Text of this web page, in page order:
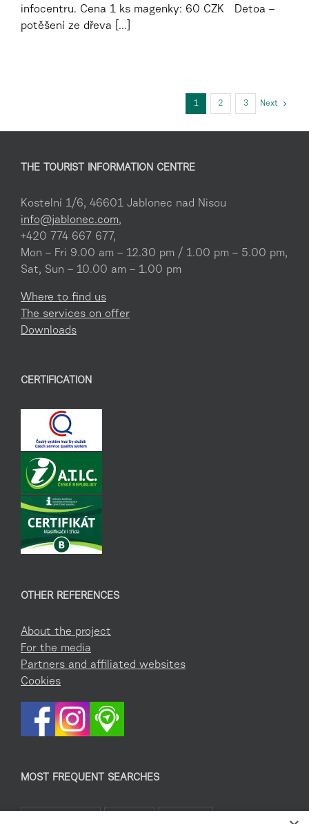
infocentru. Cena 1 ks magenky: 60 CZK Detoa –
potěšení ze dřeva [...]
1 2 3 Next
THE TOURIST INFORMATION CENTRE
Kostelní 1/6, 46601 Jablonec nad Nisou
info@jablonec.com,
+420 774 667 677,
Mon – Fri 9.00 am – 12.30 pm / 1.00 pm – 5.00 pm,
Sat, Sun – 10.00 am – 1.00 pm
Where to find us
The services on offer
Downloads
CERTIFICATION
OTHER REFERENCES
About the project
For the media
Partners and affiliated websites
Cookies
MOST FREQUENT SEARCHES